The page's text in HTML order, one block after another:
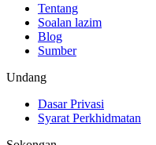
Tentang
Soalan lazim
Blog
Sumber
Undang
Dasar Privasi
Syarat Perkhidmatan